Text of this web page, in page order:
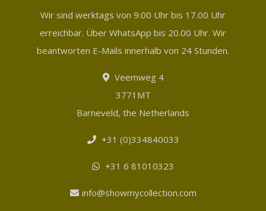
Wir sind werktags von 9.00 Uhr bis 17.00 Uhr
erreichbar. Über WhatsApp bis 20.00 Uhr. Wir
beantworten E-Mails innerhalb von 24 Stunden.
Veemweg 4
3771MT
Barneveld, the Netherlands
+31 (0)334840033
+31 6 81010323
info@showmycollection.com